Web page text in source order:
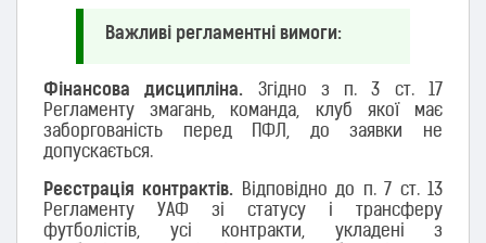
Важливі регламентні вимоги:
Фінансова дисципліна. Згідно з п. 3 ст. 17
Регламенту змагань, команда, клуб якої має
заборгованість перед ПФЛ, до заявки не
допускається.
Реєстрація контрактів. Відповідно до п. 7 ст. 13
Регламенту УАФ зі статусу і трансферу
футболістів, усі контракти, укладені з